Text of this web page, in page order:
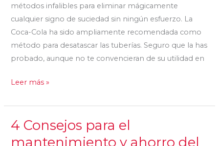
métodos infalibles para eliminar mágicamente
cualquier signo de suciedad sin ningún esfuerzo. La
Coca-Cola ha sido ampliamente recomendada como
método para desatascar las tuberías. Seguro que la has
probado, aunque no te convencieran de su utilidad en
Cola:
¿funciona?
Leer más »
4 Consejos para el
mantenimiento y ahorro del
4